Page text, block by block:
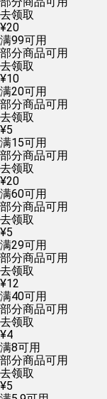
去领取
¥20
满99可用
部分商品可用
去领取
¥10
满20可用
部分商品可用
去领取
¥5
满15可用
部分商品可用
去领取
¥20
满60可用
部分商品可用
去领取
¥5
满29可用
部分商品可用
去领取
¥12
满40可用
部分商品可用
去领取
¥4
满8可用
部分商品可用
去领取
¥5